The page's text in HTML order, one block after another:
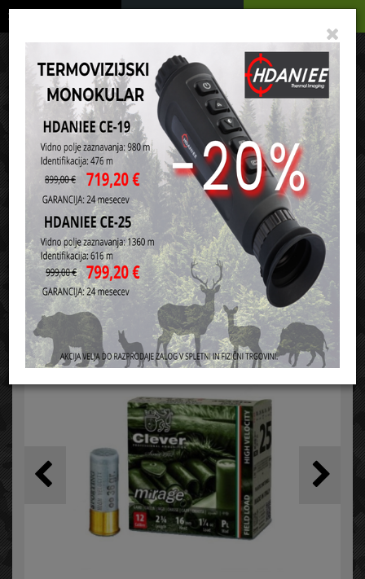
de
Vaša košarica je še prazna
Domov Strelivo Šibreno strelivo 12 kaliber